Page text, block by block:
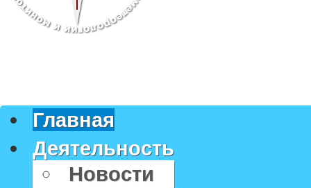
Главная
Деятельность
Новости